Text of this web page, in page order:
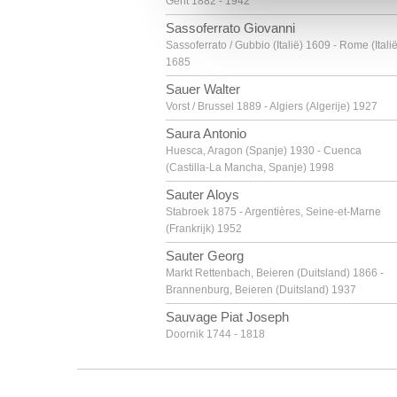
Sassoferrato Giovanni
Sassoferrato / Gubbio (Italië) 1609 - Rome
1685
Sauer Walter
Vorst / Brussel 1889 - Algiers (Algerije) 1927
Saura Antonio
Huesca, Aragon (Spanje) 1930 - Cuenca
(Castilla-La Mancha, Spanje) 1998
Sauter Aloys
Stabroek 1875 - Argentières, Seine-et-Marne
(Frankrijk) 1952
Sauter Georg
Markt Rettenbach, Beieren (Duitsland) 1866 -
Brannenburg, Beieren (Duitsland) 1937
Sauvage Piat Joseph
Doornik 1744 - 1818